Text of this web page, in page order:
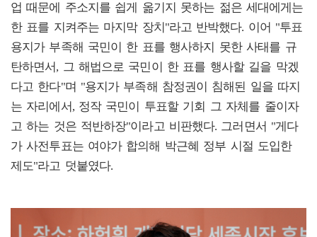
업 때문에 주소지를 쉽게 옮기지 못하는 젊은 세대에게는
한 표를 지켜주는 마지막 장치"라고 반박했다. 이어 "투표
용지가 부족해 국민이 한 표를 행사하지 못한 사태를 규
탄하면서, 그 해법으로 국민이 한 표를 행사할 길을 막겠
다고 한다"며 "용지가 부족해 참정권이 침해된 일을 따지
는 자리에서, 정작 국민이 투표할 기회 그 자체를 줄이자
고 하는 것은 적반하장"이라고 비판했다. 그러면서 "게다
가 사전투표는 여야가 합의해 박근혜 정부 시절 도입한
제도"라고 덧붙였다.